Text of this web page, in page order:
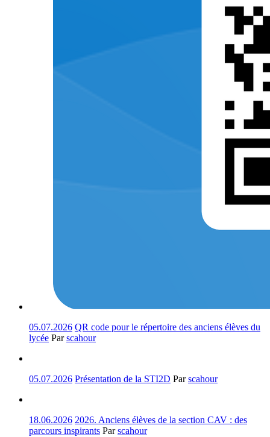
05.07.2026 QR code pour le répertoire des anciens élèves du
lycée Parscahour
05.07.2026 Présentation de la STI2D Parscahour
18.06.2026 2026. Anciens élèves de la section CAV : des
parcours inspirants Parscahour